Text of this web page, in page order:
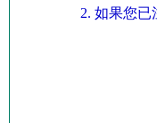
如果您已